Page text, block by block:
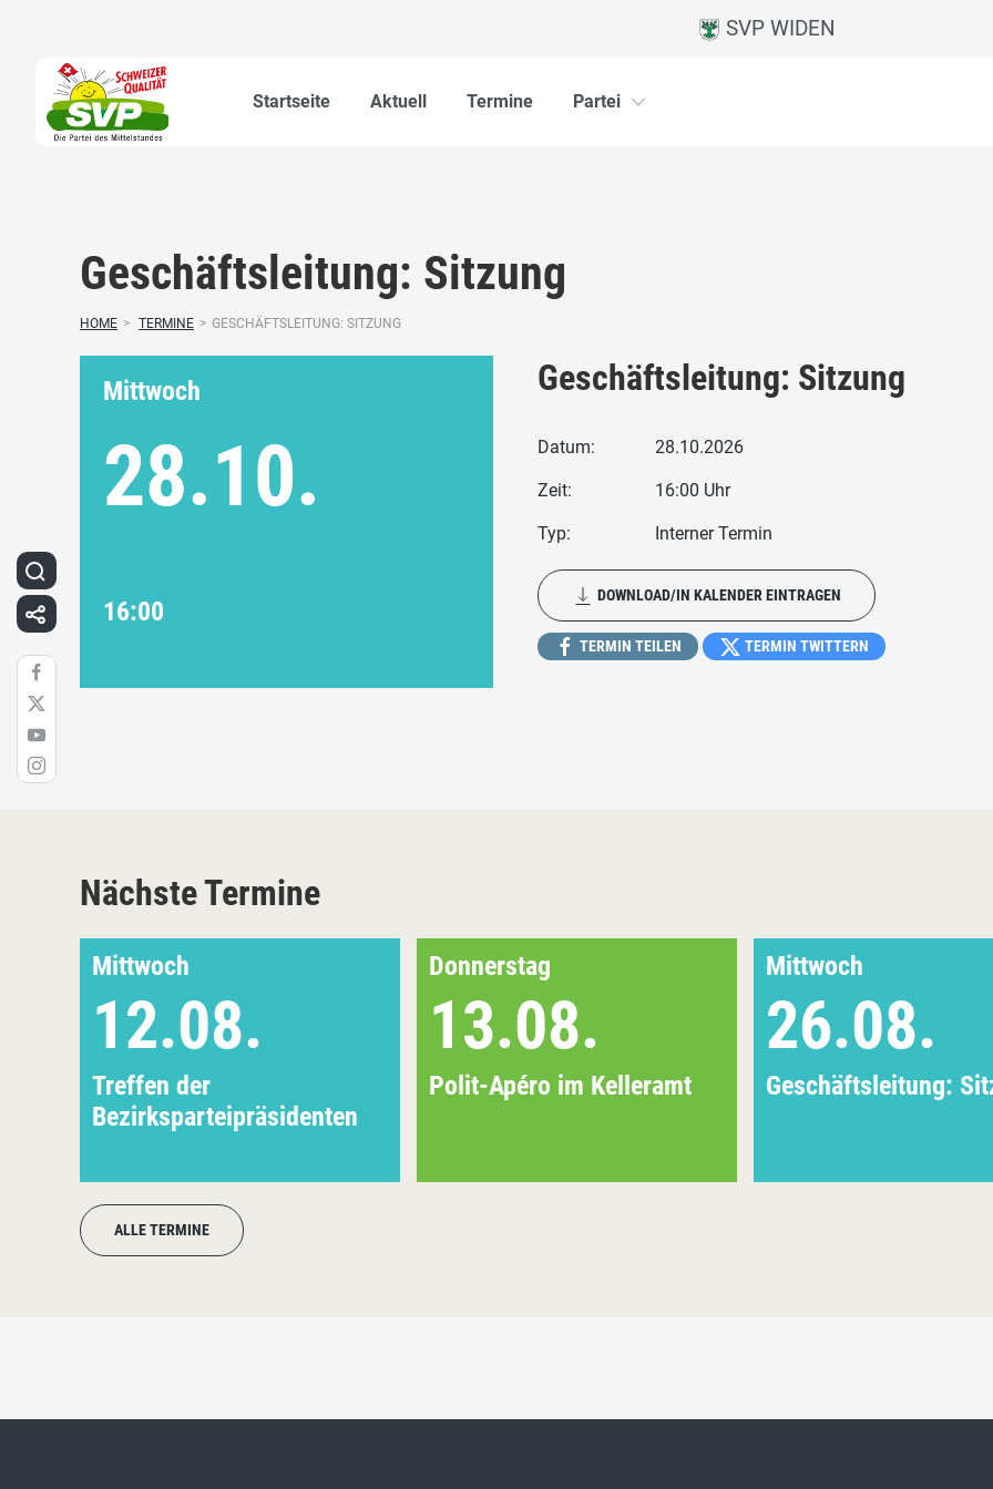
SVP WIDEN
Startseite Aktuell Termine Partei
Geschäftsleitung: Sitzung
HOME > TERMINE > GESCHÄFTSLEITUNG: SITZUNG
Mittwoch
28.10.
16:00
Geschäftsleitung: Sitzung
Datum: 28.10.2026
Zeit: 16:00 Uhr
Typ: Interner Termin
DOWNLOAD/IN KALENDER EINTRAGEN
TERMIN TEILEN TERMIN TWITTERN
Nächste Termine
Mittwoch
12.08.
Treffen der
Bezirksparteipräsidenten
Donnerstag
13.08.
Polit-Apéro im Kelleramt
Mittwoch
26.08.
Geschäftsleitung:
ALLE TERMINE